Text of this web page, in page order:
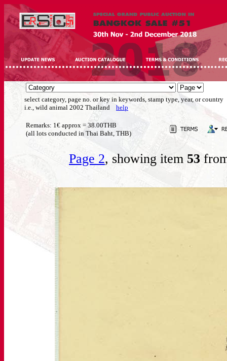
select category, page no. or key in keywords, stamp type, year, or country
i.e., wild animal 2002 Thailand help
Remarks: 1€ approx = 38.00THB
(all lots conducted in Thai Baht, THB)
Page 2, showing item 53